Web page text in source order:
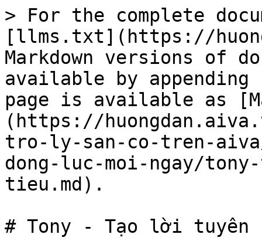
> For the complete
[llms.txt](https://
Markdown versions of
available by
page is available as
(https://
tro-ly-san-co-tren-
dong-luc-moi-ngay/
tieu.md).
# Tony - Tạo lời tuyên